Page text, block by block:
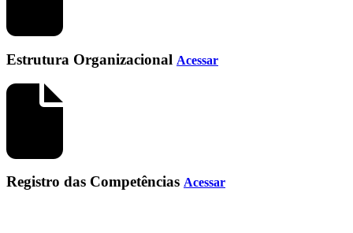
Estrutura Organizacional Acessar
Registro das Competências Acessar